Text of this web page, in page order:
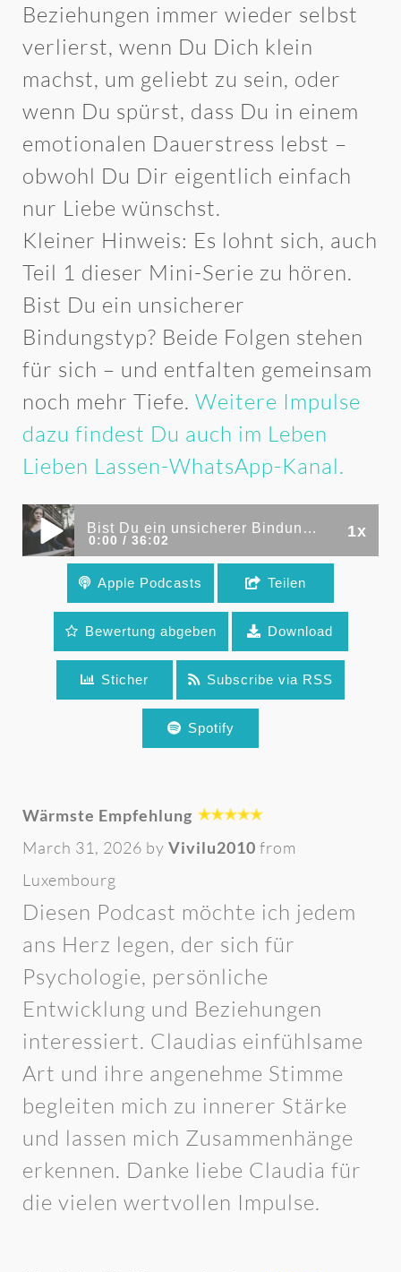
Beziehungen immer wieder selbst
verlierst, wenn Du Dich klein
machst, um geliebt zu sein, oder
wenn Du spürst, dass Du in einem
emotionalen Dauerstress lebst –
obwohl Du Dir eigentlich einfach
nur Liebe wünschst.
Kleiner Hinweis: Es lohnt sich, auch
Teil 1 dieser Mini-Serie zu hören.
Bist Du ein unsicherer
Bindungstyp? Beide Folgen stehen
für sich – und entfalten gemeinsam
noch mehr Tiefe. Weitere Impulse
dazu findest Du auch im Leben
Lieben Lassen-WhatsApp-Kanal.
1x
Bist Du ein unsicherer Bindungstyp? Kannst Du mit einem Vermeider glücklich werden? Machtkampf in Beziehungen, mit Kati Körner (Folge 336 und 337)
0:00 36:02
Bist Du ein unsicherer Bindungstyp? Kannst
Du mit einem Vermeider glücklich werden?
Machtkampf in Beziehungen, mit Kati Körner
(Folge 336 und 337)
Apple Podcasts Teilen
Bewertung abgeben Download
Sticher Subscribe via RSS
Spotify
Wärmste Empfehlung
March 31, 2026 by Vivilu2010 from
Luxembourg
Diesen Podcast möchte ich jedem
ans Herz legen, der sich für
Psychologie, persönliche
Entwicklung und Beziehungen
interessiert. Claudias einfühlsame
Art und ihre angenehme Stimme
begleiten mich zu innerer Stärke
und lassen mich Zusammenhänge
erkennen. Danke liebe Claudia für
die vielen wertvollen Impulse.